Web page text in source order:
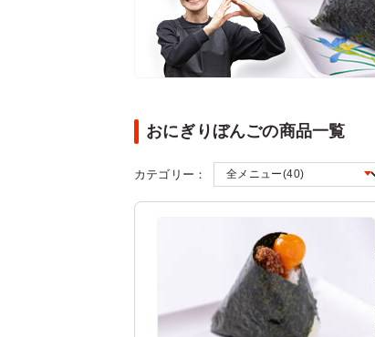
おにぎりぼんごの商品一覧
カテゴリー：